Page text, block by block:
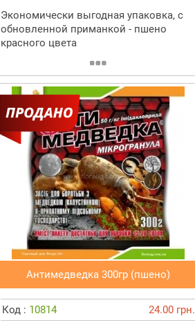
Экономически выгодная упаковка, с
обновленной приманкой - пшено
красного цвета
Антимедведка 300гр (пшено)
Код : 10814 24.00 грн.